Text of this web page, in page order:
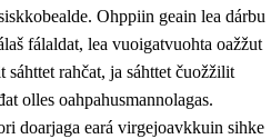
Ohppiin geain lea dárbu
fálaldat, lea vuoigatvuohta oažžut
sáhttet rahčat, ja sáhttet čuožžilit
olles oahpahusmannolagas.
doarjaga eará virgejoavkkuin sihke